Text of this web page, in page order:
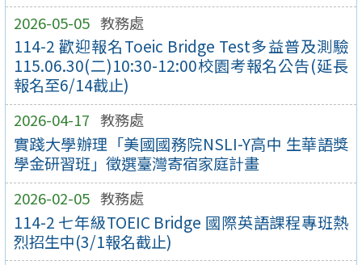
2026-05-05 教務處
114-2 歡迎報名Toeic Bridge Test多益普及測驗
115.06.30(二)10:30-12:00校園考報名公告(延長
報名至6/14截止)
2026-04-17 教務處
實踐大學辦理「美國國務院NSLI-Y高中 生華語獎
學金研習班」徵選臺灣寄宿家庭計畫
2026-02-05 教務處
114-2 七年級TOEIC Bridge 國際英語課程專班熱
烈招生中(3/1報名截止)